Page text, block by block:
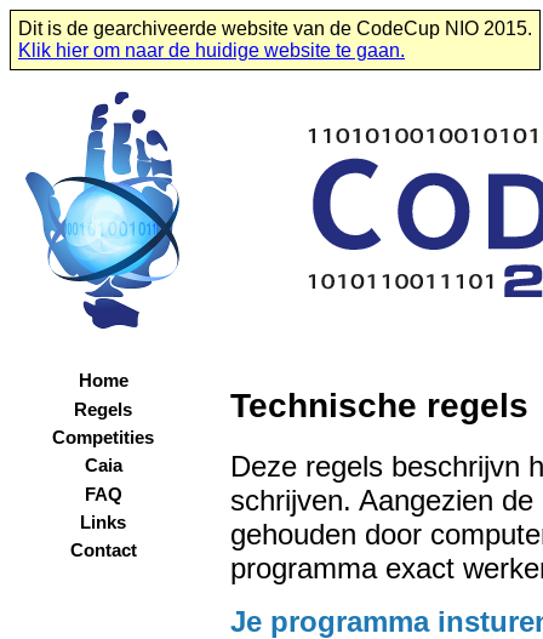
Dit is de gearchiveerde website van de CodeCup NIO 2015.
Klik hier om naar de huidige website te gaan.
Home
Regels
Competities
Caia
FAQ
Links
Contact
Technische regels
Deze regels beschrijvn
schrijven. Aangezien
gehouden door
programma exact
Je programma